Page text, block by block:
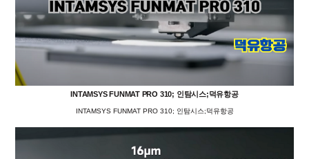
INTAMSYS FUNMAT PRO 310; 인탐시스;덕유항공
INTAMSYS FUNMAT PRO 310; 인탐시스;덕유항공